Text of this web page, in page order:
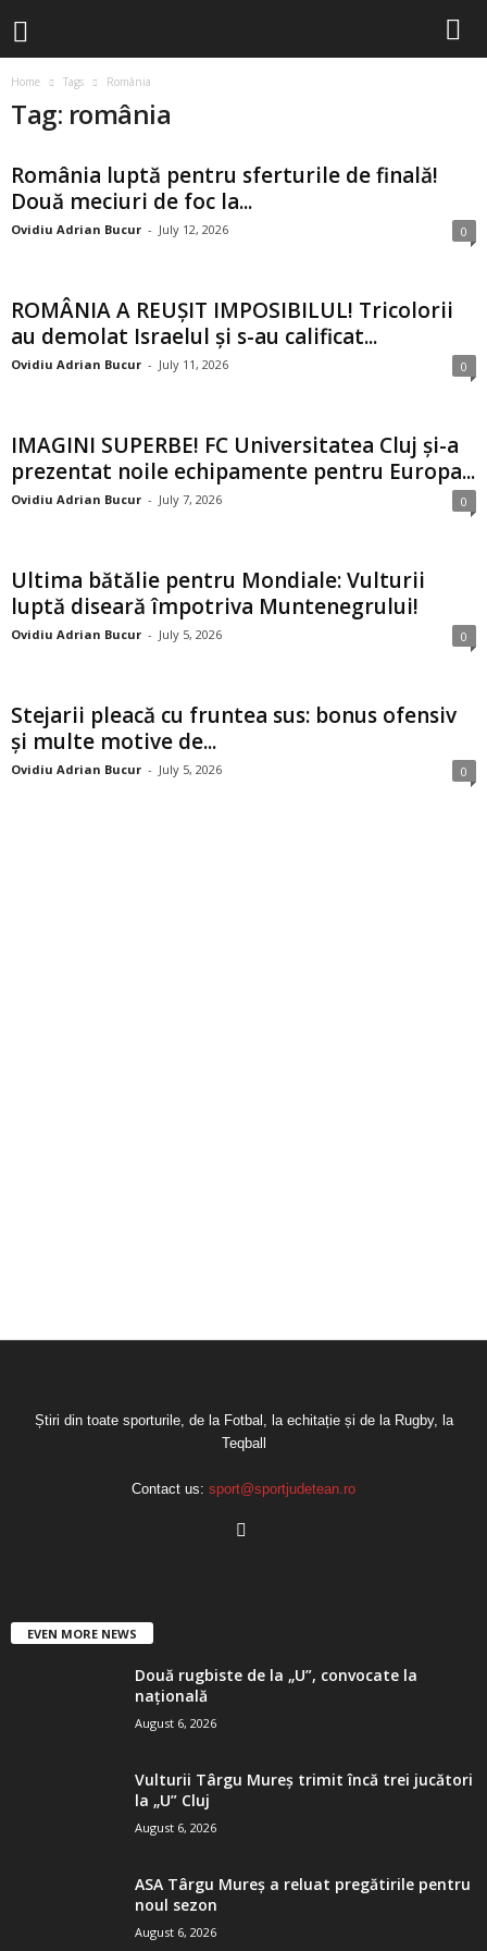
Home Tags România
Tag: românia
România luptă pentru sferturile de finală!
Două meciuri de foc la...
Ovidiu Adrian Bucur - July 12, 2026 0
ROMÂNIA A REUȘIT IMPOSIBILUL! Tricolorii
au demolat Israelul și s-au calificat...
Ovidiu Adrian Bucur - July 11, 2026 0
IMAGINI SUPERBE! FC Universitatea Cluj și-a
prezentat noile echipamente pentru Europa...
Ovidiu Adrian Bucur - July 7, 2026 0
Ultima bătălie pentru Mondiale: Vulturii
luptă diseară împotriva Muntenegrului!
Ovidiu Adrian Bucur - July 5, 2026 0
Stejarii pleacă cu fruntea sus: bonus ofensiv
și multe motive de...
Ovidiu Adrian Bucur - July 5, 2026 0
Știri din toate sporturile, de la Fotbal, la echitație și de la Rugby, la
Teqball
Contact us: sport@sportjudetean.ro
EVEN MORE NEWS
Două rugbiste de la „U”, convocate la
națională
August 6, 2026
Vulturii Târgu Mureș trimit încă trei jucători
la „U” Cluj
August 6, 2026
ASA Târgu Mureș a reluat pregătirile pentru
noul sezon
August 6, 2026